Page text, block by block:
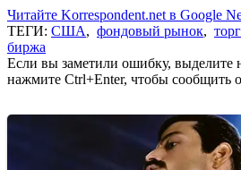
Читайте Korrespondent.net в Google
ТЕГИ: США, фондовый рынок,
биржа
Если вы заметили ошибку, выделите
нажмите Ctrl+Enter, чтобы сообщить